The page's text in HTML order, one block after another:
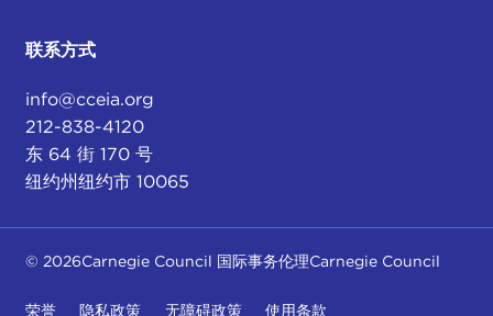
联系方式
info@cceia.org
212-838-4120
东 64 街 170 号
纽约州纽约市 10065
© 2026Carnegie Council 国际事务伦理Carnegie Council
荣誉 隐私政策 无障碍政策 使用条款